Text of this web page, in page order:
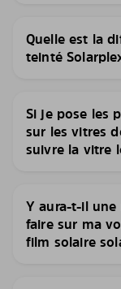
Quelle est la
teinté
Si je pose les
sur les vitres
suivre la vitre
Y aura-t-il
faire sur ma
film solaire